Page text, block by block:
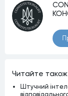
Читайте також
Штучний